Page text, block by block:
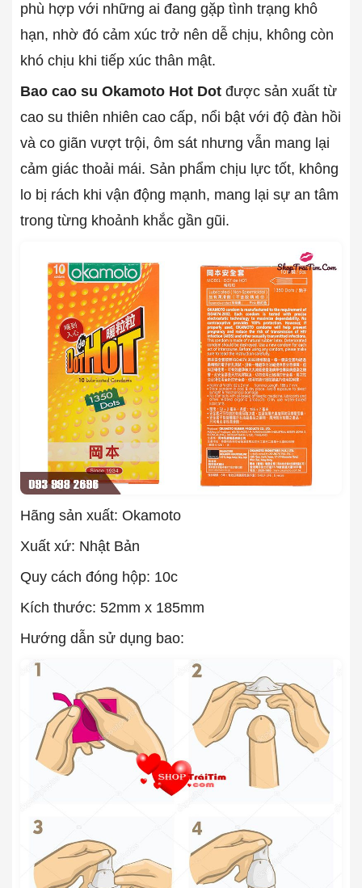
phù hợp với những ai đang gặp tình trạng khô
hạn, nhờ đó cảm xúc trở nên dễ chịu, không còn
khó chịu khi tiếp xúc thân mật.
Bao cao su Okamoto Hot Dot được sản xuất từ
cao su thiên nhiên cao cấp, nổi bật với độ đàn hồi
và co giãn vượt trội, ôm sát nhưng vẫn mang lại
cảm giác thoải mái. Sản phẩm chịu lực tốt, không
lo bị rách khi vận động mạnh, mang lại sự an tâm
trong từng khoảnh khắc gần gũi.
Hãng sản xuất: Okamoto
Xuất xứ: Nhật Bản
Quy cách đóng hộp: 10c
Kích thước: 52mm x 185mm
Hướng dẫn sử dụng bao: